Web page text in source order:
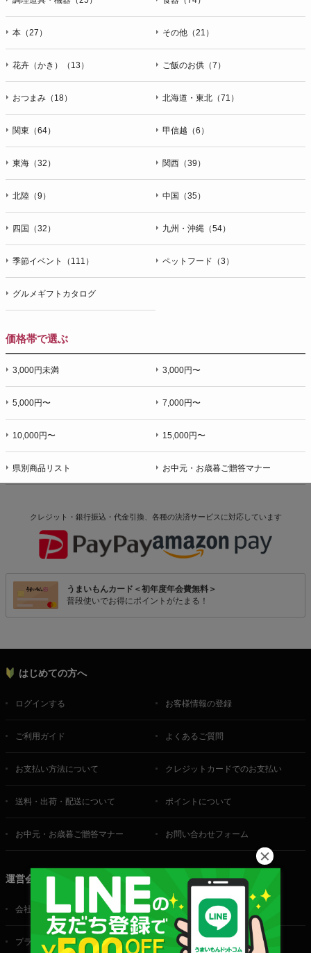
本（27） その他（21）
花卉（かき）（13） ご飯のお供（7）
おつまみ（18） 北海道・東北（71）
関東（64） 甲信越（6）
東海（32） 関西（39）
北陸（9） 中国（35）
四国（32） 九州・沖縄（54）
季節イベント（111） ペットフード（3）
グルメギフトカタログ
価格帯で選ぶ
3,000円未満 3,000円〜
5,000円〜 7,000円〜
10,000円〜 15,000円〜
県別商品リスト お中元・お歳暮ご贈答マナー
クレジット・銀行振込・代金引換、各種の決済サービスに対応しています
うまいもんカード＜初年度年会費無料＞
普段使いでお得にポイントがたまる！
はじめての方へ
ログインする お客様情報の登録
ご利用ガイド よくあるご質問
お支払い方法について クレジットカードでのお支払い
送料・出荷・配送について ポイントについて
お中元・お歳暮ご贈答マナー お問い合わせフォーム
運営会社
会社概要 ご利用規約
プライバシーポリシー 特定商取引法に基づく表記